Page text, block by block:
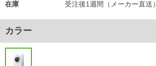
在庫
受注後1週間（メーカー直送）
カラー